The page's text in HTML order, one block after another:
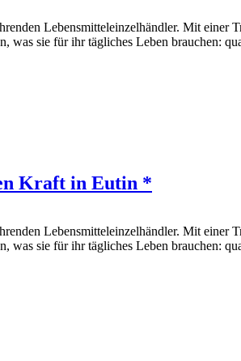
Lebensmitteleinzelhändler. Mit
was sie für ihr tägliches Leben brauchen:
Kraft in Eutin *
Lebensmitteleinzelhändler. Mit
was sie für ihr tägliches Leben brauchen: